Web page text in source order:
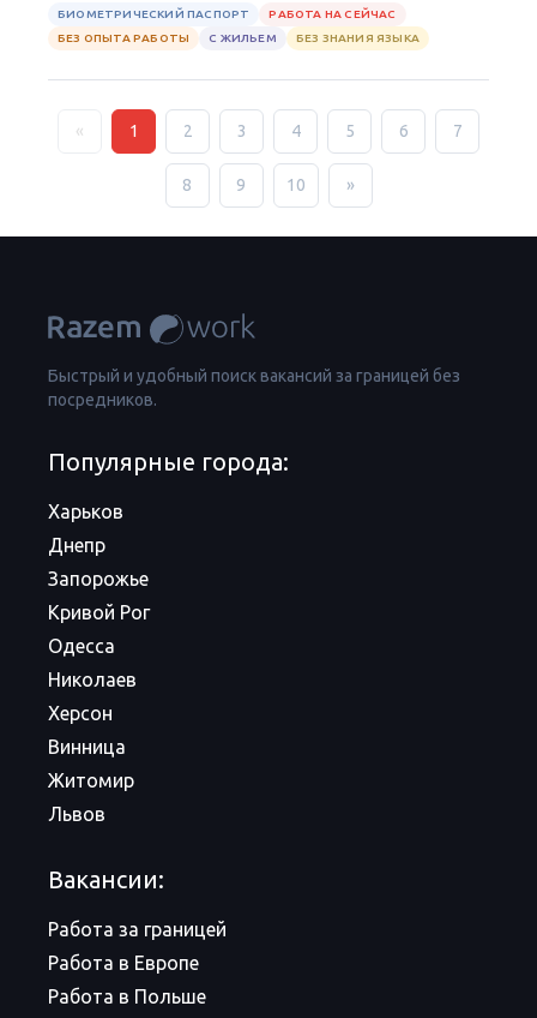
БИОМЕТРИЧЕСКИЙ ПАСПОРТ
РАБОТА НА СЕЙЧАС
БЕЗ ОПЫТА РАБОТЫ
С ЖИЛЬЕМ БЕЗ ЗНАНИЯ ЯЗЫКА
« 1 2 3 4 5 6 7
8 9 10 »
Быстрый и удобный поиск вакансий за границей без
посредников.
Популярные города:
Харьков
Днепр
Запорожье
Кривой Рог
Одесса
Николаев
Херсон
Винница
Житомир
Львов
Вакансии:
Работа за границей
Работа в Европе
Работа в Польше